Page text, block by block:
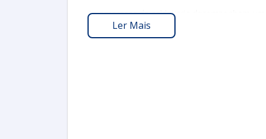
As empresas de caldeiraria desempenham
produtos e serviços essenciais. Além disso,
sistemas industriais. Portanto, a escolha de
Ler Mais